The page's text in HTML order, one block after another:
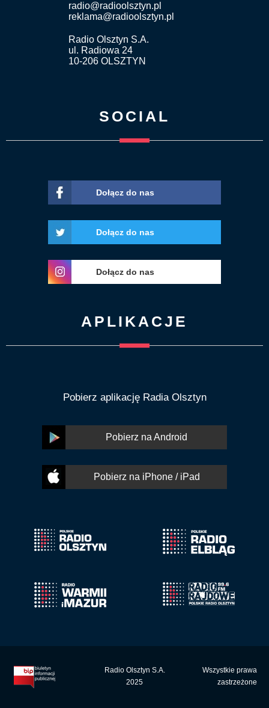
radio@radioolsztyn.pl
reklama@radioolsztyn.pl
Radio Olsztyn S.A.
ul. Radiowa 24
10-206 OLSZTYN
SOCIAL
Dołącz do nas
Dołącz do nas
Dołącz do nas
APLIKACJE
Pobierz aplikację Radia Olsztyn
Pobierz na Android
Pobierz na iPhone / iPad
Radio Olsztyn S.A.
2025
Wszystkie prawa
zastrzeżone